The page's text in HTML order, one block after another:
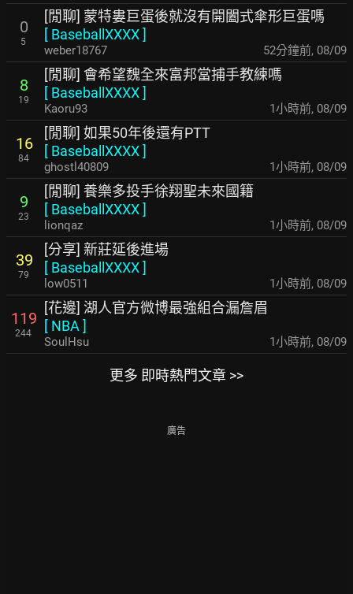
0
5
[閒聊] 蒙特婁巨蛋後就沒有開闔式傘形巨蛋嗎
[ BaseballXXXX]
weber18767 53分鐘前, 08/09
8
19
[閒聊] 會希望魏全來富邦當捕手教練嗎
[ BaseballXXXX]
Kaoru93 1小時前, 08/09
16
84
[閒聊] 如果50年後還有PTT
[ BaseballXXXX]
ghostl40809 1小時前, 08/09
9
23
[閒聊] 養樂多投手徐翔聖未來國籍
[ BaseballXXXX]
lionqaz 1小時前, 08/09
39
79
[分享] 新莊延後進場
[ BaseballXXXX]
low0511 1小時前, 08/09
119
244
[花邊] 湖人官方微博最強組合漏詹眉
[ NBA ]
SoulHsu 1小時前, 08/09
更多 即時熱門文章 >>
廣告